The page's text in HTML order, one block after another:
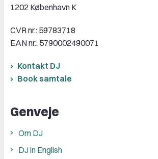
1202 København K
CVR nr.: 59783718
EAN nr.: 5790002490071
Kontakt DJ
Book samtale
Genveje
Om DJ
DJ in English